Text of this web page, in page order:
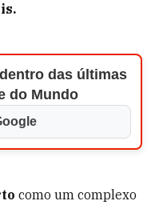
das últimas
do Mundo
como um complexo